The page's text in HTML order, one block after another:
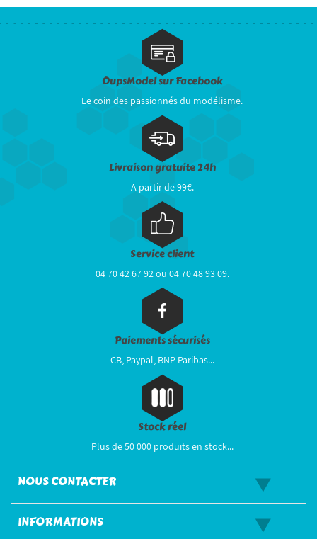
OupsModel sur Facebook
Le coin des passionnés du modélisme.
Livraison gratuite 24h
A partir de 99€.
Service client
04 70 42 67 92 ou 04 70 48 93 09.
Paiements sécurisés
CB, Paypal, BNP Paribas...
Stock réel
Plus de 50 000 produits en stock...
NOUS CONTACTER
INFORMATIONS